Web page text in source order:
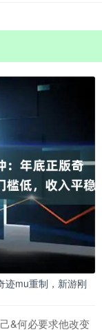
迹mu重制，新游刚
&何必要求他改变